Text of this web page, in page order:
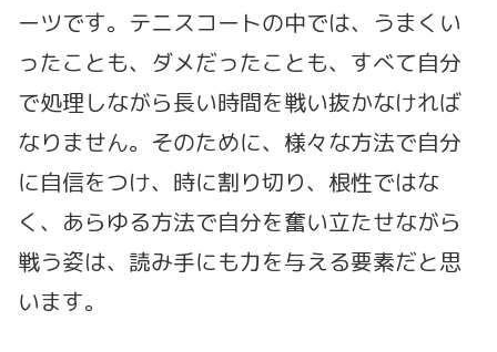
ーツです。テニスコートの中では、うまくい
ったことも、ダメだったことも、すべて自分
で処理しながら長い時間を戦い抜かなければ
なりません。そのために、様々な方法で自分
に自信をつけ、時に割り切り、根性ではな
く、あらゆる方法で自分を奮い立たせながら
戦う姿は、読み手にも力を与える要素だと思
います。